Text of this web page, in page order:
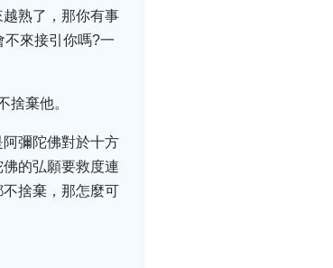
熟了，那你有事
來接引你嗎?一
捨棄他。
彌陀佛對於十方
的弘願要救度連
捨棄，那怎麼可